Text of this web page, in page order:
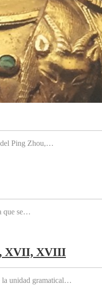
del Ping Zhou,…
que se…
XVII, XVIII
la unidad gramatical…